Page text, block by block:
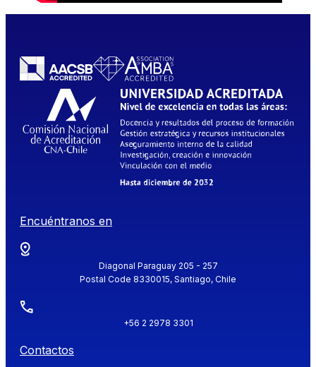
Encuéntranos en
Diagonal Paraguay 205 - 257
Postal Code 8330015, Santiago, Chile
+56 2 2978 3301
Contactos